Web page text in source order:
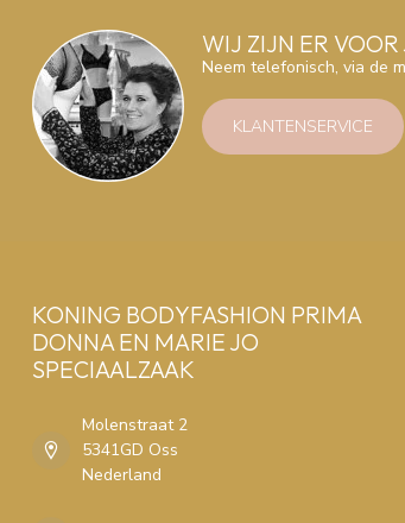
WIJ ZIJN ER VOOR
Neem telefonisch, via de
KLANTENSERVICE
KONING BODYFASHION PRIMA
DONNA EN MARIE JO
SPECIAALZAAK
Molenstraat 2
5341GD Oss
Nederland